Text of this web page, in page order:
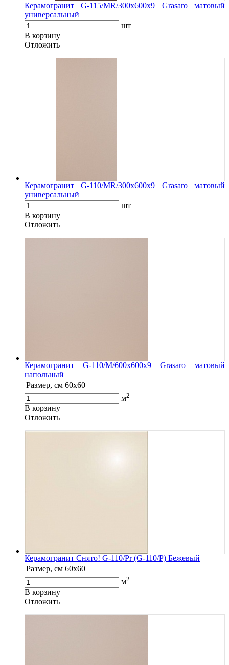
Керамогранит G-115/MR/300x600x9 Grasaro матовый
универсальный
шт
В корзину
Oтложить
Керамогранит G-110/MR/300x600x9 Grasaro матовый
универсальный
шт
В корзину
Oтложить
Керамогранит G-110/M/600x600x9 Grasaro матовый
напольный
Размер, см 60х60
м2
В корзину
Oтложить
Керамогранит Снято! G-110/Pr (G-110/P) Бежевый
Размер, см 60х60
м2
В корзину
Oтложить